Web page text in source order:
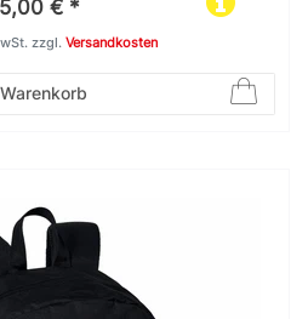
€ *
zzgl. Versandkosten